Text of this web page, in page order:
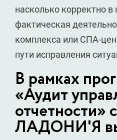
насколько корректно в
фактическая
комплекса или СПА-
пути исправления
В рамках
«Аудит
отчетности»
ЛАДОНИ'Я